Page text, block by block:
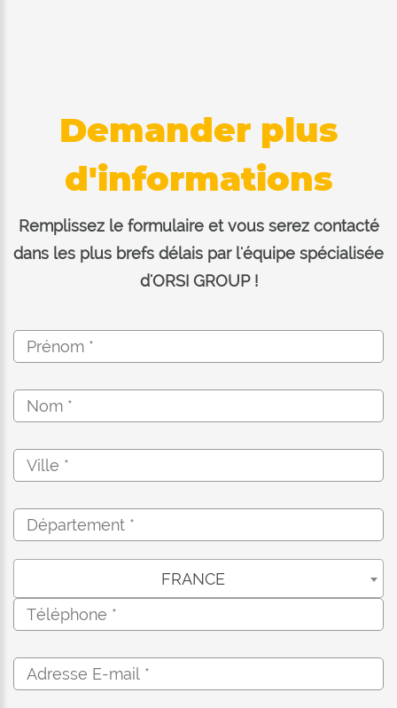
Demander plus
d'informations
Remplissez le formulaire et vous serez contacté
dans les plus brefs délais par l'équipe spécialisée
d'ORSI GROUP !
FRANCE